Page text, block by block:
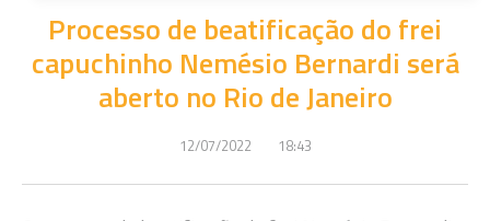
Processo de beatificação do frei
capuchinho Nemésio Bernardi será
aberto no Rio de Janeiro
12/07/2022 18:43